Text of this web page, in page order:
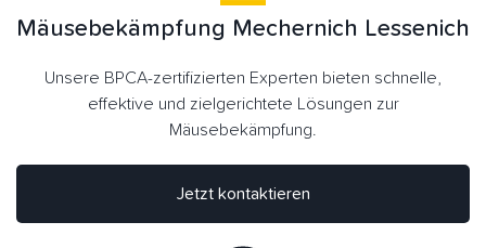
Jetzt kontaktieren
Mäusebekämpfung Mechernich Lessenich
Unsere BPCA-zertifizierten Experten bieten schnelle,
effektive und zielgerichtete Lösungen zur
Mäusebekämpfung.